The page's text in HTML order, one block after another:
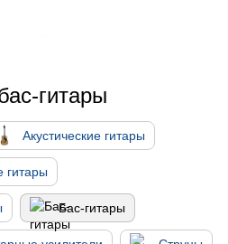
гитары
Акустические гитары
гитары
Бас-гитары